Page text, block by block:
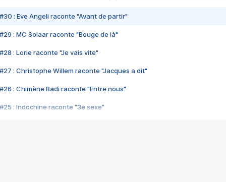
#30 : Eve Angeli raconte "Avant de partir"
#29 : MC Solaar raconte "Bouge de là"
#28 : Lorie raconte "Je vais vite"
#27 : Christophe Willem raconte "Jacques a dit"
#26 : Chimène Badi raconte "Entre nous"
#25 : Indochine raconte "3e sexe"